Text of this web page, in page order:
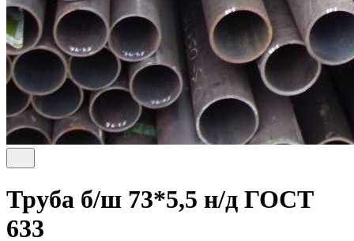
Труба б/ш 73*5,5 н/д ГОСТ
633